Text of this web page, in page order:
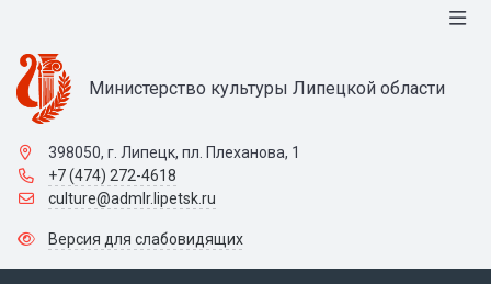
Министерство культуры Липецкой области
398050, г. Липецк, пл. Плеханова, 1
+7 (474) 272-4618
culture@admlr.lipetsk.ru
Версия для слабовидящих